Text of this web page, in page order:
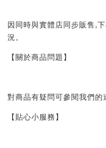
因同時與實體店同步販售,
況。
【關於商品問題】
對商品有疑問可參閱我們的
【貼心小服務】